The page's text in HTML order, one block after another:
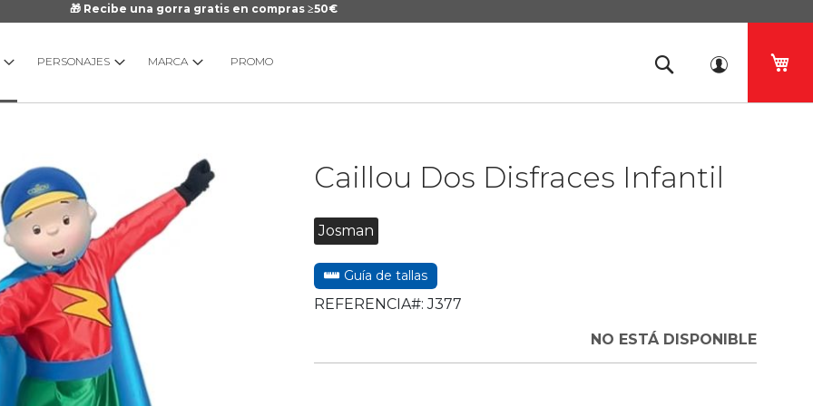
🎁 Recibe una gorra gratis en compras ≥50€
PERSONAJES MARCA PROMO
Caillou Dos Disfraces Infantil
Josman
Guía de tallas
REFERENCIA#: J377
NO ESTÁ DISPONIBLE
galería
imágenes